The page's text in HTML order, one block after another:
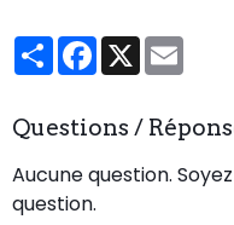
PartagerFacebook
X
Questions /
Aucune question.
question.